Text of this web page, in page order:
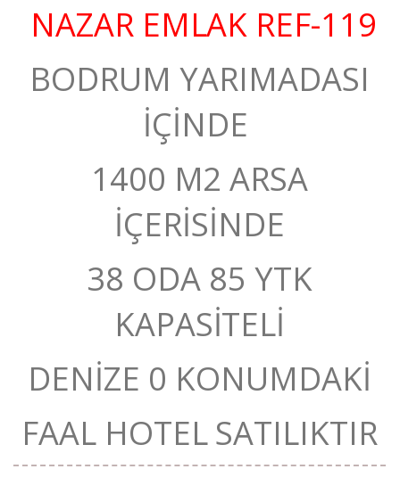
NAZAR EMLAK REF-119
BODRUM YARIMADASI
İÇİNDE
1400 M2 ARSA
İÇERİSİNDE
38 ODA 85 YTK
KAPASİTELİ
DENİZE 0 KONUMDAKİ
FAAL HOTEL SATILIKTIR